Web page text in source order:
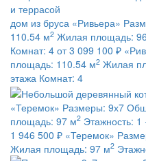
дом из бруса «Ривьера»
110.54 м2 Жилая площадь:
Комнат: 4 от 3 099 100 ₽
площадь: 110.54 м2 Жилая
этажа Комнат: 4
«Теремок» Размеры: 9х7
площадь: 97 м2 Этажность: 1
1 946 500 ₽ «Теремок»
Жилая площадь: 97 м2